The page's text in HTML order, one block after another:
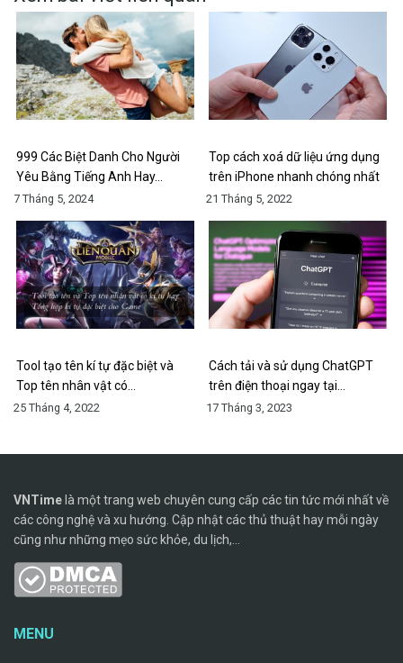
999 Các Biệt Danh Cho Người
Yêu Bằng Tiếng Anh Hay…
7 Tháng 5, 2024
Top cách xoá dữ liệu ứng dụng
trên iPhone nhanh chóng nhất
21 Tháng 5, 2022
Tool tạo tên kí tự đặc biệt và
Top tên nhân vật có…
25 Tháng 4, 2022
Cách tải và sử dụng ChatGPT
trên điện thoại ngay tại…
17 Tháng 3, 2023
VNTime là một trang web chuyên cung cấp các tin tức mới nhất về
các công nghệ và xu hướng. Cập nhật các thủ thuật hay mỗi ngày
cũng như những mẹo sức khỏe, du lịch,...
MENU